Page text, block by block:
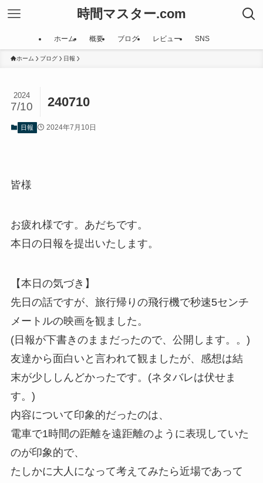
時間マスター.com
ホーム 概要 ブログ レビュー SNS
ホーム ブログ 日報
240710
2024
7/10
日報 2024年7月10日
皆様
お疲れ様です。あだちです。
本日の日報を提出いたします。
【本日の気づき】
先日の話ですが、旅行帰りの飛行機で秒速5センチ
メートルの映画を観ました。
(日報が下書きのままだったので、公開します。。)
友達から面白いと言われて観ましたが、感想は結
末が少ししんどかったです。(ネタバレは伏せま
す。)
内容について印象的だったのは、
電車で1時間の距離を遠距離のように表現していた
のが印象的で、
たしかに大人になって考えてみたら近場であって